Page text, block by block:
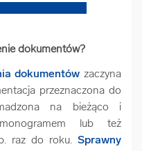
dokumentów?
dokumentów zaczyna
przeznaczona do
na bieżąco i
lub też
raz do roku. Sprawny